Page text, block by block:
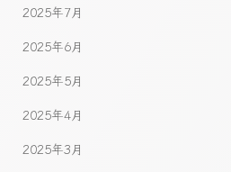
2025年7月
2025年6月
2025年5月
2025年4月
2025年3月